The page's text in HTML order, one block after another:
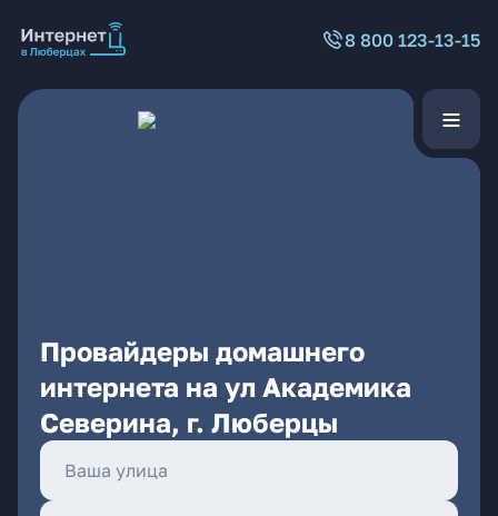
8 800 123-13-15
Провайдеры домашнего
интернета на ул Академика
Северина, г. Люберцы